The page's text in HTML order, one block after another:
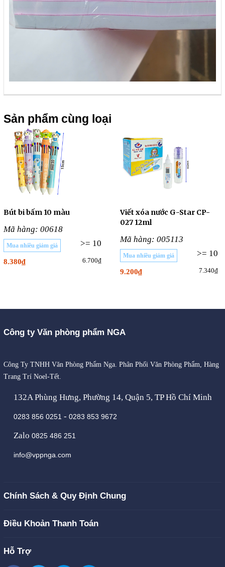
Sản phẩm cùng loại
Bút bi bấm 10 màu
Mã hàng: 00618
>= 10
Mua nhiều giảm giá
8.380₫ 6.700₫
Viết xóa nước G-Star CP-
027 12ml
Mã hàng: 005113
Mua nhiều giảm giá >= 10
9.200₫ 7.340₫
Công ty Văn phòng phẩm NGA
Công Ty TNHH Văn Phòng Phẩm Nga. Phân Phối Văn Phòng Phẩm, Hàng
Trang Trí Noel-Tết.
132A Phùng Hưng, Phường 14, Quận 5, TP Hồ Chí Minh
0283 856 0251 - 0283 853 9672
Zalo 0825 486 251
info@vppnga.com
Chính Sách & Quy Định Chung
Điều Khoản Thanh Toán
Hỗ Trợ